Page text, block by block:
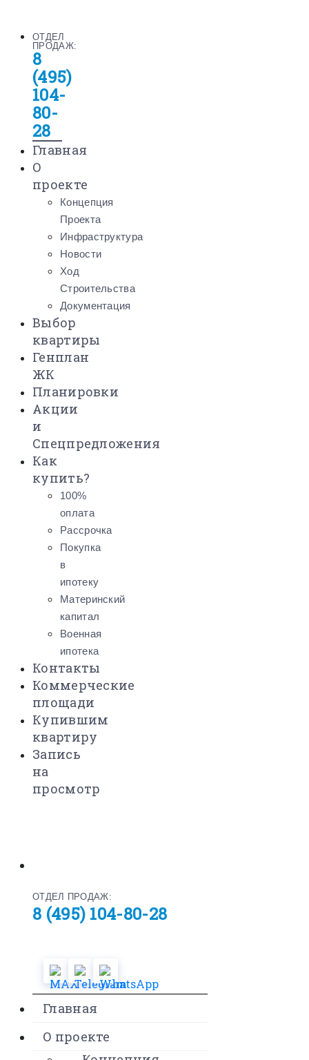
ОТДЕЛ
ПРОДАЖ:
8
(495)
104-
80-
28
Главная
О
проекте
Концепция
Проекта
Инфраструктура
Новости
Ход
Строительства
Документация
Выбор
квартиры
Генплан
ЖК
Планировки
Акции
и
Спецпредложения
Как
купить?
100%
оплата
Рассрочка
Покупка
в
ипотеку
Материнский
капитал
Военная
ипотека
Контакты
Коммерческие
площади
Купившим
квартиру
Запись
на
просмотр
ОТДЕЛ ПРОДАЖ:
8 (495) 104-80-28
Главная
О проекте